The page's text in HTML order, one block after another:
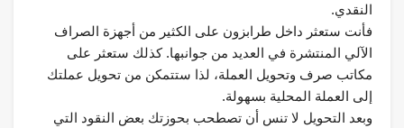
النقدي.
فأنت ستعثر داخل طرابزون على الكثير من أجهزة الصراف
الآلي المنتشرة في العديد من جوانبها. كذلك ستعثر على
مكاتب صرف وتحويل العملة، لذا ستتمكن من تحويل عملتك
إلى العملة المحلية بسهولة.
وبعد التحويل لا تنس أن تصطحب بحوزتك بعض النقود التي